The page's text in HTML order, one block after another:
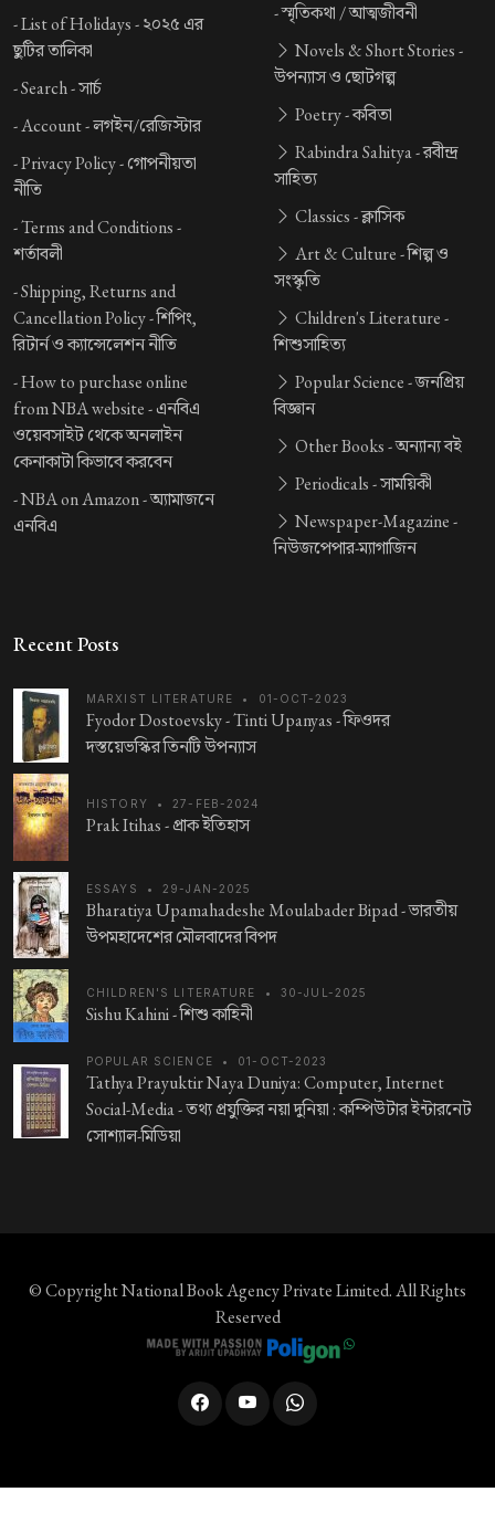
-List of Holidays -২০২৫ এর
ছুটির তালিকা
-Search -সার্চ
-Account -লগইন/রেজিস্টার
-Privacy Policy -গোপনীয়তা
নীতি
-Terms and Conditions -
শর্তাবলী
-Shipping, Returns and
Cancellation Policy -শিপিং,
রিটার্ন ও ক্যান্সেলেশন নীতি
-How to purchase online
from NBA website -এনবিএ
ওয়েবসাইট থেকে অনলাইন
কেনাকাটা কিভাবে করবেন
-NBA on Amazon -অ্যামাজনে
এনবিএ
-স্মৃতিকথা / আত্মজীবনী
Novels & Short Stories -
উপন্যাস ও ছোটগল্প
Poetry -কবিতা
Rabindra Sahitya -রবীন্দ্র
সাহিত্য
Classics -ক্লাসিক
Art & Culture -শিল্প ও
সংস্কৃতি
Children's Literature -
শিশুসাহিত্য
Popular Science -জনপ্রিয়
বিজ্ঞান
Other Books -অন্যান্য বই
Periodicals -সাময়িকী
Newspaper-Magazine -
নিউজপেপার-ম্যাগাজিন
Recent Posts
MARXIST LITERATURE • 01-OCT-2023
Fyodor Dostoevsky - Tinti Upanyas -ফিওদর
দস্তয়েভস্কির তিনটি উপন্যাস
HISTORY • 27-FEB-2024
Prak Itihas -প্রাক ইতিহাস
ESSAYS • 29-JAN-2025
Bharatiya Upamahadeshe Moulabader Bipad -ভারতীয়
উপমহাদেশের মৌলবাদের বিপদ
CHILDREN'S LITERATURE • 30-JUL-2025
Sishu Kahini -শিশু কাহিনী
POPULAR SCIENCE • 01-OCT-2023
Tathya Prayuktir Naya Duniya: Computer, Internet
Social-Media -তথ্য প্রযুক্তির নয়া দুনিয়া : কম্পিউটার ইন্টারনেট
সোশ্যাল-মিডিয়া
© CopyrightNational Book Agency Private Limited. All Rights
Reserved